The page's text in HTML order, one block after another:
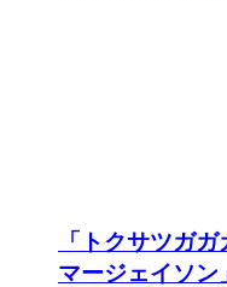
「トクサツガ
マージェイソ